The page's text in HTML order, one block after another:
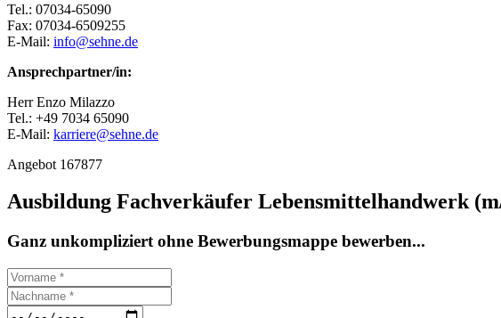
Tel.: 07034-65090
Fax: 07034-6509255
E-Mail: info@sehne.de
Ansprechpartner/in:
Herr Enzo Milazzo
Tel.: +49 7034 65090
E-Mail: karriere@sehne.de
Angebot 167877
Ausbildung Fachverkäufer Lebensmittelhandwerk
Ganz unkompliziert ohne Bewerbungsmappe bewerben...